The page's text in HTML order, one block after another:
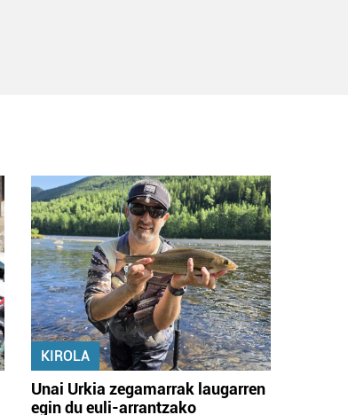
KIROLA
Unai Urkia zegamarrak laugarren
egin du euli-arrantzako